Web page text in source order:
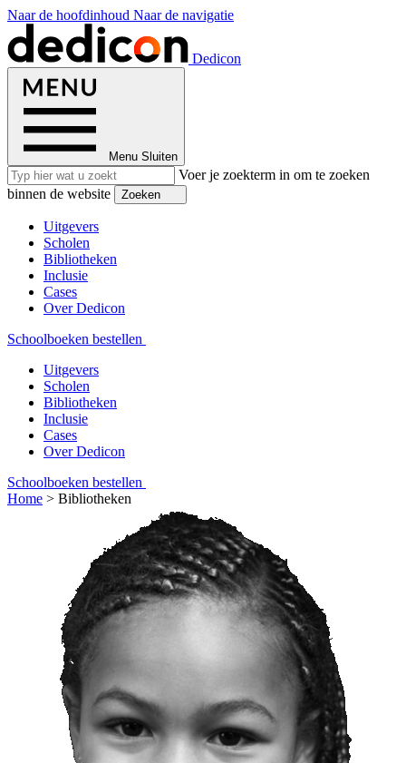
Naar de hoofdinhoud Naar de navigatie
Dedicon
Menu Sluiten
Voer je zoekterm in om te zoeken
binnen de website
Zoeken
Uitgevers
Scholen
Bibliotheken
Inclusie
Cases
Over Dedicon
Schoolboeken bestellen
Uitgevers
Scholen
Bibliotheken
Inclusie
Cases
Over Dedicon
Schoolboeken bestellen
Home > Bibliotheken